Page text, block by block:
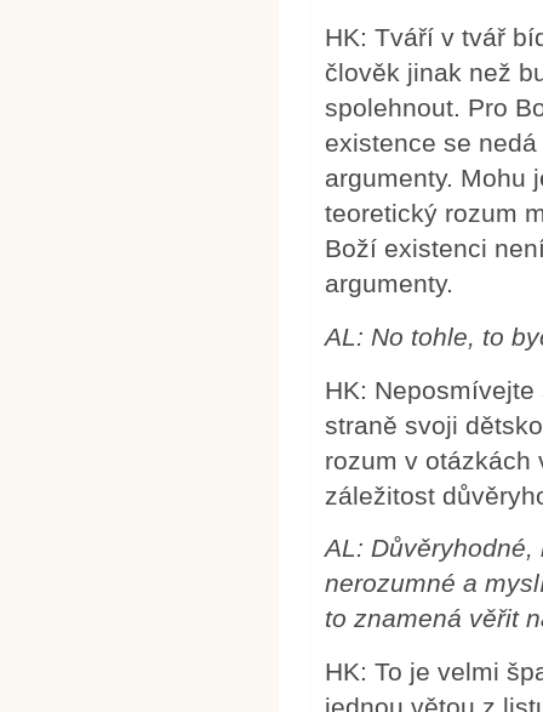
HK: Tváří v tvář
člověk jinak než
spolehnout. Pro
existence se
argumenty. Mohu
teoretický rozum
Boží existenci
argumenty.
AL: No tohle, to
HK:
straně svoji
rozum v otázkách
záležitost
AL:
nerozumné a
to znamená věřit
HK: To je velmi
jednou větou z